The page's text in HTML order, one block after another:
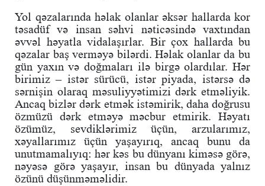
Yol qəzalarında həlak olanlar əksər hallarda kor
təsadüf və insan səhvi nəticəsində vaxtından
əvvəl həyatla vidalaşırlar. Bir çox hallarda bu
qəzalar baş verməyə bilərdi. Həlak olanlar da bu
gün yaxın və doğmaları ilə birgə olardılar. Hər
birimiz – istər sürücü, istər piyada, istərsə də
sərnişin olaraq məsuliyyətimizi dərk etməliyik.
Ancaq bizlər dərk etmək istəmirik, daha doğrusu
özmüzü dərk etməyə məcbur etmirik. Həyatı
özümüz, sevdiklərimiz üçün, arzularımız,
xəyallarımız üçün yaşayırıq, ancaq bunu da
unutmamalıyıq: hər kəs bu dünyanı kiməsə görə,
nəyəsə görə yaşayır, insan bu dünyada yalnız
özünü düşünməməlidir.